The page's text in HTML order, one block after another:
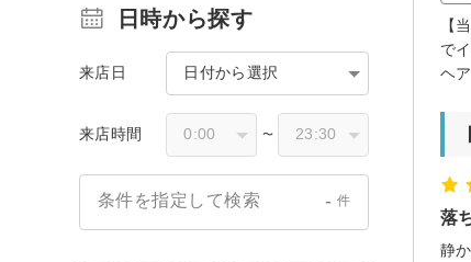
【
で
ヘ
落
静
日時から探す
来店日 日付から選択
来店時間 〜
条件を指定して検索 - 件